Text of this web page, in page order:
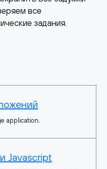
все
задания.
application.
Javascript